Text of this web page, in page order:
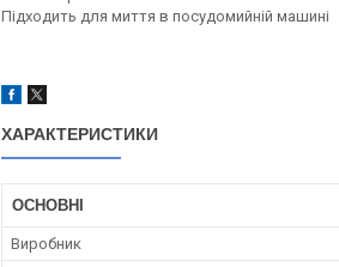
Підходить для миття в посудомийній машині
ХАРАКТЕРИСТИКИ
ОСНОВНІ
Виробник